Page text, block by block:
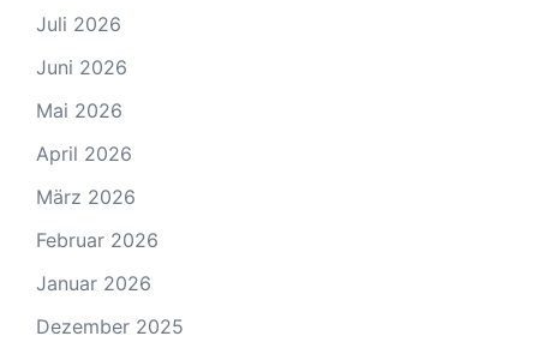
Juli 2026
Juni 2026
Mai 2026
April 2026
März 2026
Februar 2026
Januar 2026
Dezember 2025